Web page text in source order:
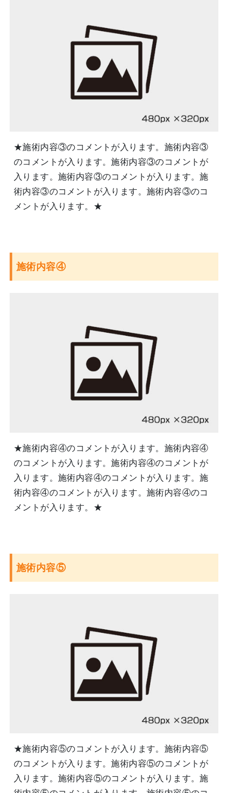
★施術内容③のコメントが入ります。施術内容③
のコメントが入ります。施術内容③のコメントが
入ります。施術内容③のコメントが入ります。施
術内容③のコメントが入ります。施術内容③のコ
メントが入ります。★
施術内容④
★施術内容④のコメントが入ります。施術内容④
のコメントが入ります。施術内容④のコメントが
入ります。施術内容④のコメントが入ります。施
術内容④のコメントが入ります。施術内容④のコ
メントが入ります。★
施術内容⑤
★施術内容⑤のコメントが入ります。施術内容⑤
のコメントが入ります。施術内容⑤のコメントが
入ります。施術内容⑤のコメントが入ります。施